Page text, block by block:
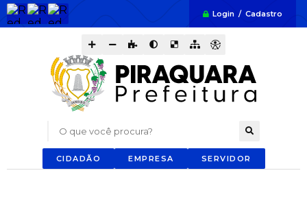
Login / Cadastro
O que você procura?
CIDADÃO EMPRESA SERVIDOR